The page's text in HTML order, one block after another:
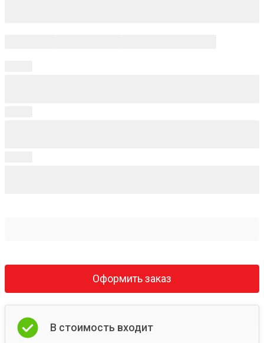
Оформить заказ
В стоимость входит